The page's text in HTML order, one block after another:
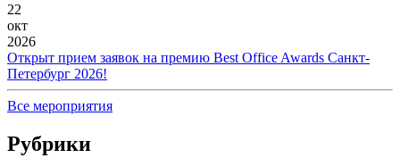
22
окт
2026
Открыт прием заявок на премию Best Office Awards Санкт-
Петербург 2026!
Все мероприятия
Рубрики